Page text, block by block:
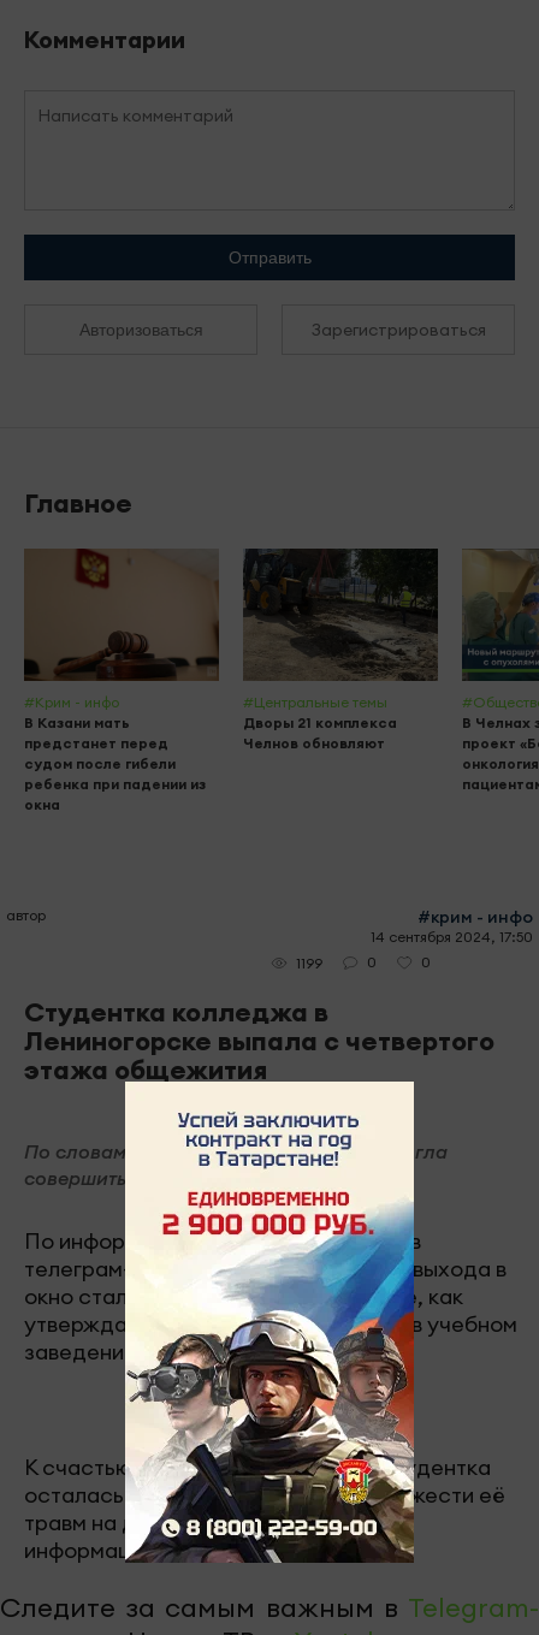
Комментарии
Отправить
Авторизоваться Зарегистрироваться
Главное
#Крим - инфо
В Казани мать
предстанет перед
судом после гибели
ребенка при падении из
окна
#Центральные темы
Дворы 21 комплекса
Челнов обновляют
В Челнах
проект
автор #крим - инфо
14 сентября 2024, 17:50
1199
0 0
Студентка колледжа в
Лениногорске выпала с четвертого
этажа общежития
По словам одногруппников, девушка могла
совершить этот поступок намеренно.
По информации, распространяемой в
телеграм-каналах города, причиной выхода в
окно стали случаи буллинга, которые, как
утверждают студенты, имела место в учебном
заведении.
К счастью, несмотря на падение, студентка
осталась жива. Однако о степени тяжести её
травм на данный момент нет точной
информации.
Следите за самым важным в Telegram-